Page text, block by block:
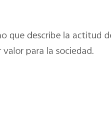
que describe la actitud
para la sociedad.